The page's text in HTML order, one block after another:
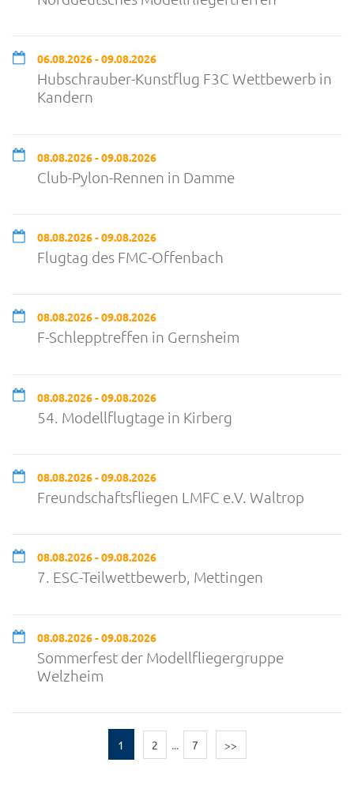
06.08.2026 - 09.08.2026
Hubschrauber-Kunstflug F3C Wettbewerb in
Kandern
08.08.2026 - 09.08.2026
Club-Pylon-Rennen in Damme
08.08.2026 - 09.08.2026
Flugtag des FMC-Offenbach
08.08.2026 - 09.08.2026
F-Schlepptreffen in Gernsheim
08.08.2026 - 09.08.2026
54. Modellflugtage in Kirberg
08.08.2026 - 09.08.2026
Freundschaftsfliegen LMFC e.V. Waltrop
08.08.2026 - 09.08.2026
7. ESC-Teilwettbewerb, Mettingen
08.08.2026 - 09.08.2026
Sommerfest der Modellfliegergruppe
Welzheim
1 2 ... 7 >>